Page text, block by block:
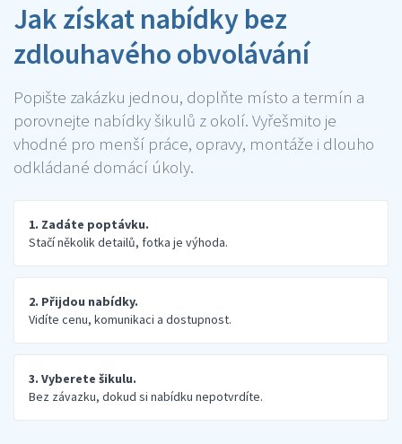
Jak získat nabídky bez
zdlouhavého obvolávání
Popište zakázku jednou, doplňte místo a termín a
porovnejte nabídky šikulů z okolí. Vyřešmito je
vhodné pro menší práce, opravy, montáže i dlouho
odkládané domácí úkoly.
1. Zadáte poptávku.
Stačí několik detailů, fotka je výhoda.
2. Přijdou nabídky.
Vidíte cenu, komunikaci a dostupnost.
3. Vyberete šikulu.
Bez závazku, dokud si nabídku nepotvrdíte.